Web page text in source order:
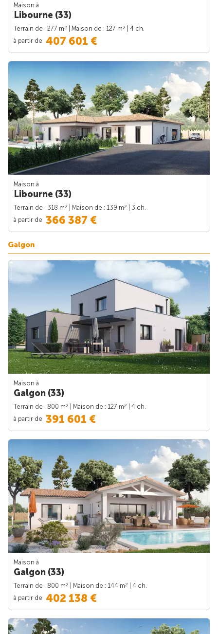
Maison à
Libourne (33)
Terrain de : 277 m2 | Maison de : 127 m2
| 4 ch.
à partir de 407 601 €
Maison à
Libourne (33)
Terrain de : 318 m2 | Maison de : 139 m2
| 3 ch.
à partir de 366 387 €
Galgon
Maison à
Galgon (33)
Terrain de : 800 m2 | Maison de : 127 m2
| 4 ch.
à partir de 391 601 €
Maison à
Galgon (33)
Terrain de : 800 m2 | Maison de : 144 m2
| 4 ch.
à partir de 402 138 €